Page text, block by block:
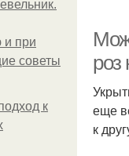
и при
советы
к
роз
еще
к